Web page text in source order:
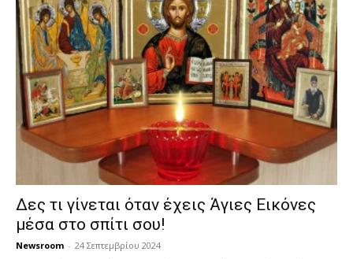
Δες τι γίνεται όταν έχεις Άγιες Εικόνες
μέσα στο σπίτι σου!
Newsroom - 24 Σεπτεμβρίου 2024